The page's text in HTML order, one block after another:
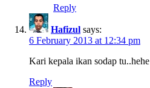
Reply
Hafizul says:
6 February 2013 at 12:34 pm
Kari kepala ikan sodap tu..hehe
Reply